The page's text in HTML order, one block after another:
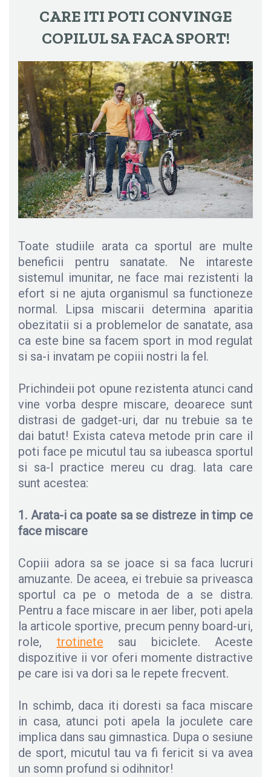
CARE ITI POTI CONVINGE
COPILUL SA FACA SPORT!
Toate studiile arata ca sportul are multe
beneficii pentru sanatate. Ne intareste
sistemul imunitar, ne face mai rezistenti la
efort si ne ajuta organismul sa functioneze
normal. Lipsa miscarii determina aparitia
obezitatii si a problemelor de sanatate, asa
ca este bine sa facem sport in mod regulat
si sa-i invatam pe copiii nostri la fel.
Prichindeii pot opune rezistenta atunci cand
vine vorba despre miscare, deoarece sunt
distrasi de gadget-uri, dar nu trebuie sa te
dai batut! Exista cateva metode prin care il
poti face pe micutul tau sa iubeasca sportul
si sa-l practice mereu cu drag. Iata care
sunt acestea:
1. Arata-i ca poate sa se distreze in timp ce
face miscare
Copiii adora sa se joace si sa faca lucruri
amuzante. De aceea, ei trebuie sa priveasca
sportul ca pe o metoda de a se distra.
Pentru a face miscare in aer liber, poti apela
la articole sportive, precum penny board-uri,
role, trotinete sau biciclete. Aceste
dispozitive ii vor oferi momente distractive
pe care isi va dori sa le repete frecvent.
In schimb, daca iti doresti sa faca miscare
in casa, atunci poti apela la joculete care
implica dans sau gimnastica. Dupa o sesiune
de sport, micutul tau va fi fericit si va avea
un somn profund si odihnitor!